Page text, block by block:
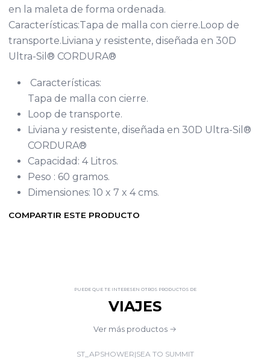
en la maleta de forma ordenada.
Características:Tapa de malla con cierre.Loop de
transporte.Liviana y resistente, diseñada en 30D
Ultra-Sil® CORDURA®
Características:
Tapa de malla con cierre.
Loop de transporte.
Liviana y resistente, diseñada en 30D Ultra-Sil®
CORDURA®
Capacidad: 4 Litros.
Peso : 60 gramos.
Dimensiones: 10 x 7 x 4 cms.
COMPARTIR ESTE PRODUCTO
PUEDE QUE TE INTERESEN OTROS PRODUCTOS DE
VIAJES
Ver más productos
ST_APSHOWER|SEA TO SUMMIT